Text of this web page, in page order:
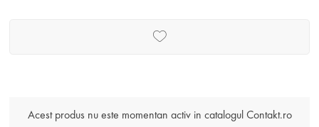
Acest produs nu este momentan activ in catalogul Contakt.ro